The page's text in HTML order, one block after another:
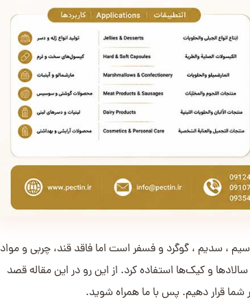
، سدیم ، گوگرد و فسفر است اما فاقد قند، چربی و مواد
و کیک‌ها استفاده کرد. از این رو در این مقاله قصد
شما قرار دهیم. پس با ما همراه شوید.